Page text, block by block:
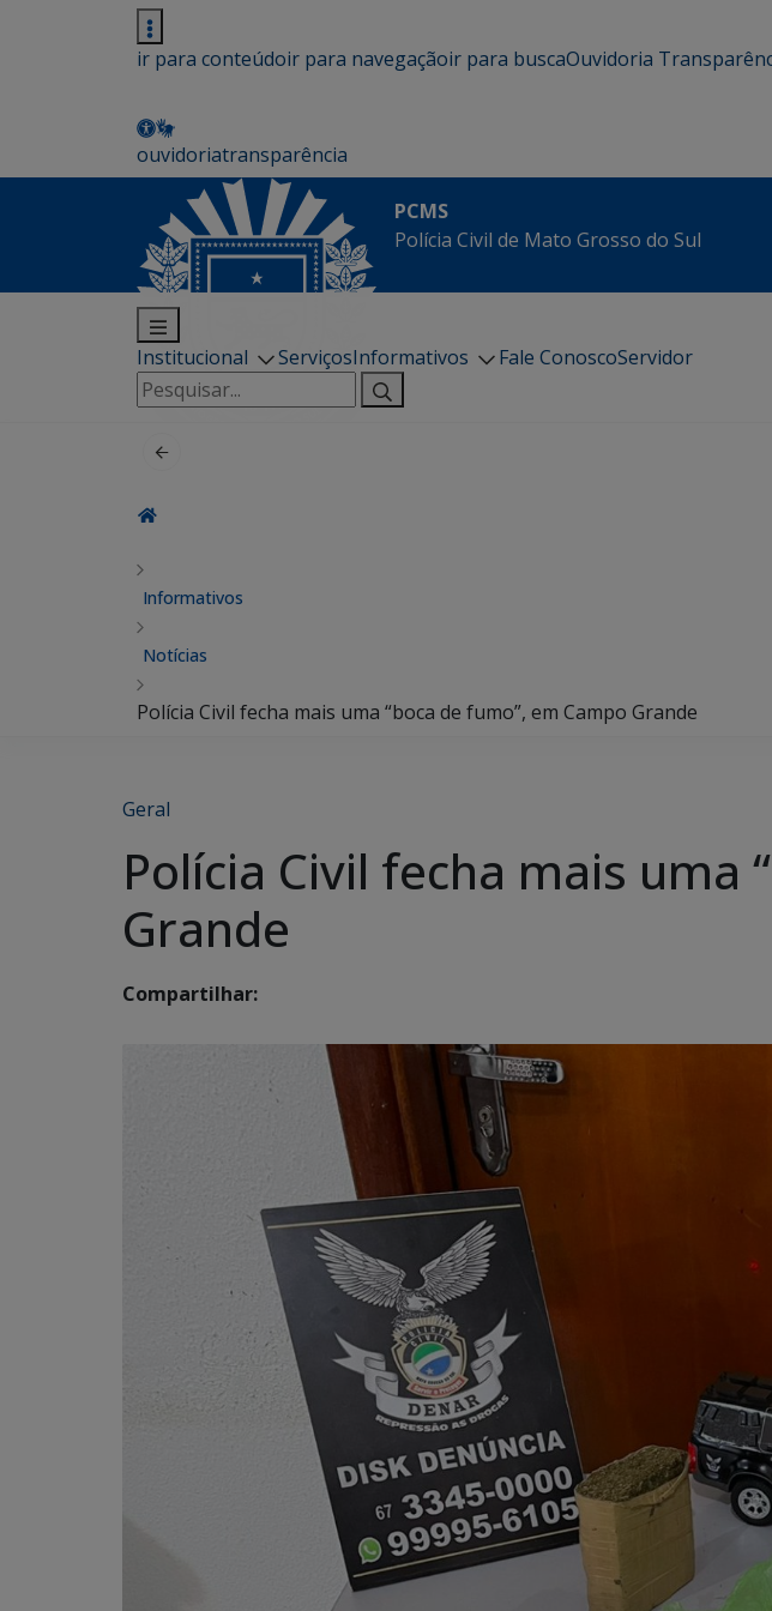
ir para conteúdoir para navegaçãoir para buscaOuvidoria
ouvidoriatransparência
PCMS
Polícia Civil de Mato Grosso do Sul
Institucional ServiçosInformativos Fale ConoscoServidor
Pesquisar
por:
Informativos
Notícias
Polícia Civil fecha mais uma “boca de fumo”, em Campo Grande
Geral
Polícia Civil fecha mais uma
Grande
Compartilhar: